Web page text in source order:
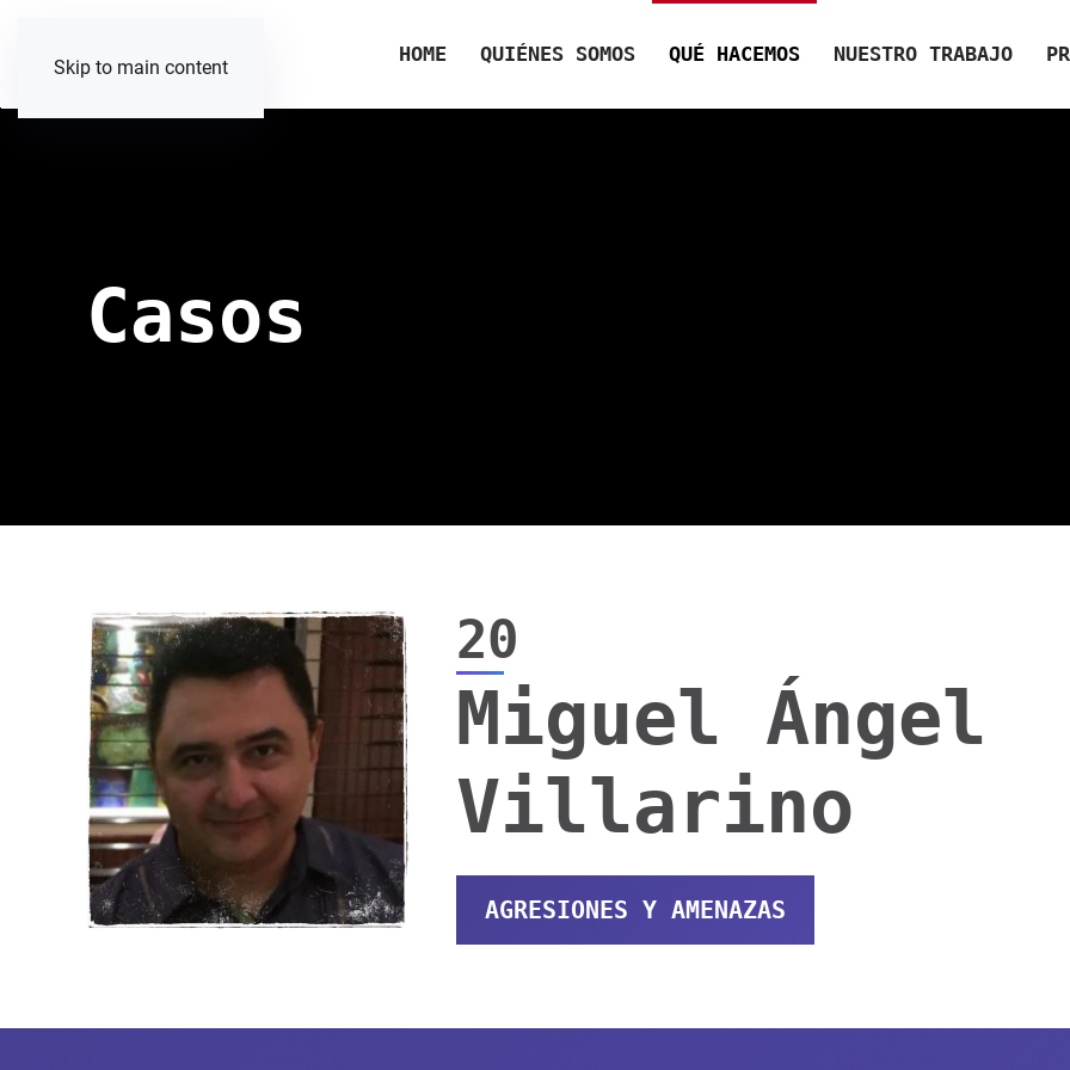
Skip to main content
HOME QUIÉNES SOMOS QUÉ HACEMOS NUESTRO TRABAJO
Casos
20
Miguel Ángel
Villarino
AGRESIONES Y AMENAZAS